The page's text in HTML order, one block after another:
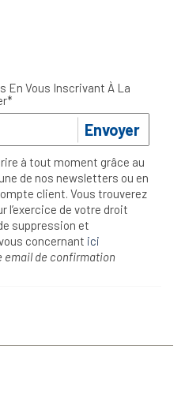
En Vous Inscrivant À La
Envoyer
à tout moment grâce au
de nos newsletters ou en
client. Vous trouverez
de votre droit
suppression et
concernant ici
email de confirmation